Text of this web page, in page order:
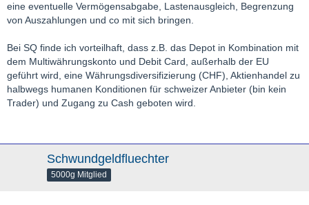
eine eventuelle Vermögensabgabe, Lastenausgleich, Begrenzung
von Auszahlungen und co mit sich bringen.
Bei SQ finde ich vorteilhaft, dass z.B. das Depot in Kombination mit
dem Multiwährungskonto und Debit Card, außerhalb der EU
geführt wird, eine Währungsdiversifizierung (CHF), Aktienhandel zu
halbwegs humanen Konditionen für schweizer Anbieter (bin kein
Trader) und Zugang zu Cash geboten wird.
Schwundgeldfluechter
5000g Mitglied